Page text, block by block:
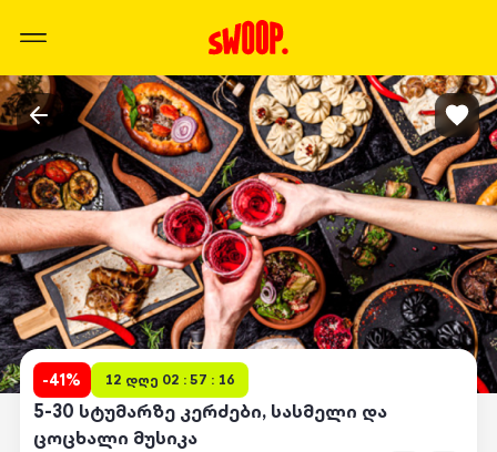
-41% 12 დღე 02 : 57 : 16
5-30 სტუმარზე კერძები, სასმელი და
ცოცხალი მუსიკა